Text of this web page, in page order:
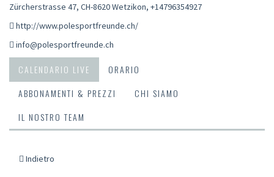
Zürcherstrasse 47, CH-8620 Wetzikon, +14796354927
http://www.polesportfreunde.ch/
info@polesportfreunde.ch
CALENDARIO LIVE
ORARIO
ABBONAMENTI & PREZZI
CHI SIAMO
IL NOSTRO TEAM
Indietro